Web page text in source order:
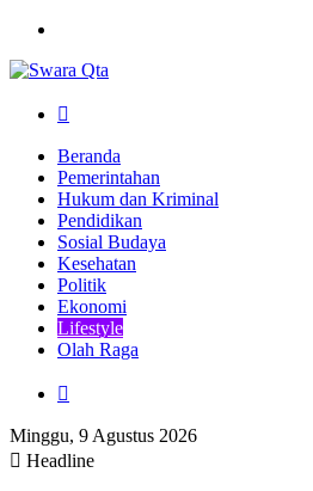
Beranda
Pemerintahan
Hukum dan Kriminal
Pendidikan
Sosial Budaya
Kesehatan
Politik
Ekonomi
Lifestyle
Olah Raga
Minggu, 9 Agustus 2026
Headline